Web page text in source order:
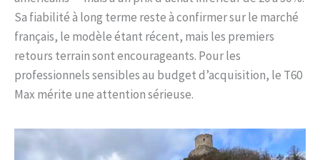
Sa fiabilité à long terme reste à confirmer sur le marché
français, le modèle étant récent, mais les premiers
retours terrain sont encourageants. Pour les
professionnels sensibles au budget d’acquisition, le T60
Max mérite une attention sérieuse.